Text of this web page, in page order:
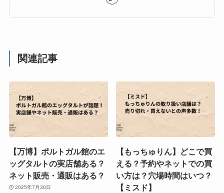
関連記事
【万博】ポルトガル館のエ
ッグタルトの実店舗ある？
ネット販売・通販はある？
2025年7月30日
【もっちゅりん】どこで買
える？予約やネットでの買
い方は？穴場時間はいつ？
【ミスド】